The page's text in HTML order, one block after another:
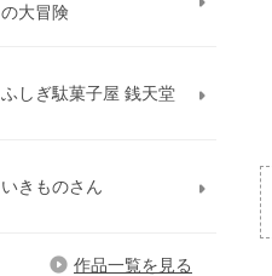
の大冒険
ふしぎ駄菓子屋 銭天堂
いきものさん
作品一覧を見る